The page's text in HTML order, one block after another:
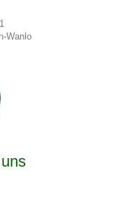
Wanlo
uns